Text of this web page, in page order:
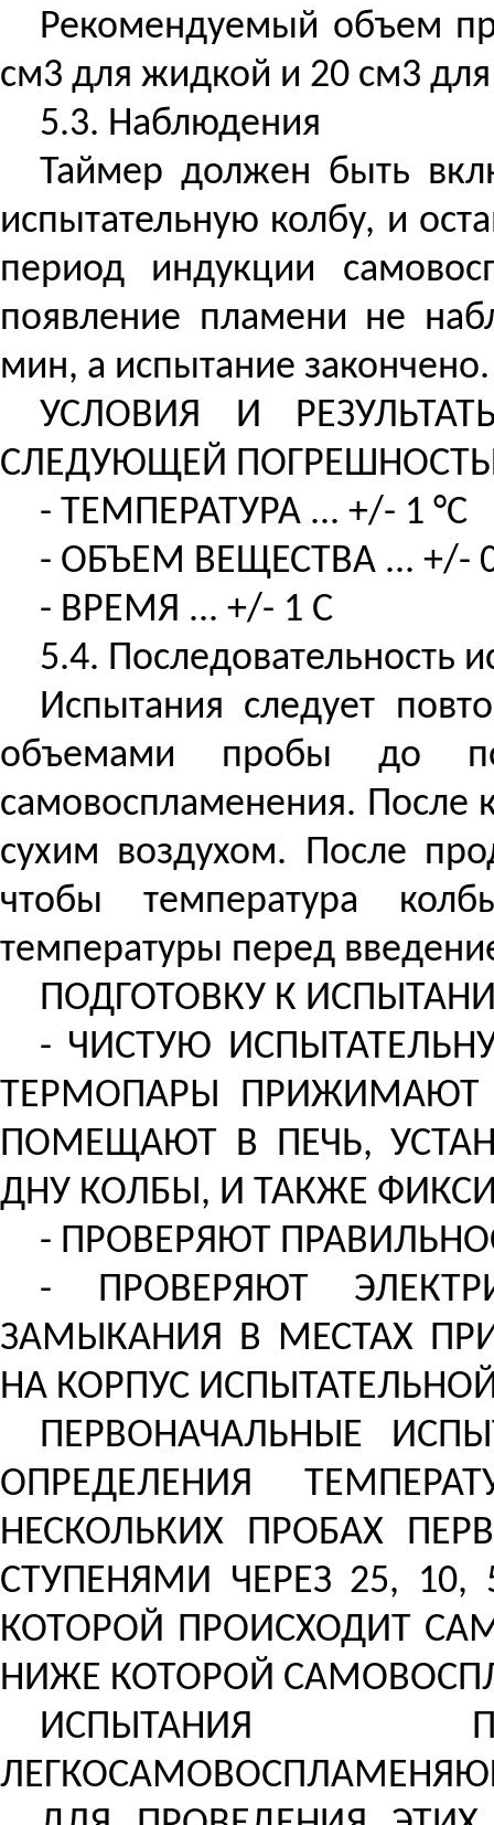
Рекомендуемый объем
см3 для жидкой и 20 см3
5.3. Наблюдения
Таймер должен быть
испытательную колбу, и
период индукции
появление пламени не
мин, а испытание закончено.
УСЛОВИЯ И
СЛЕДУЮЩЕЙ
- ТЕМПЕРАТУРА ... +/- 1 °C
- ОБЪЕМ ВЕЩЕСТВА ... +/-
- ВРЕМЯ ... +/- 1 С
5.4. Последовательность
Испытания следует
объемами пробы до
самовоспламенения. После
сухим воздухом. После
чтобы температура
температуры перед
ПОДГОТОВКУ К
- ЧИСТУЮ
ТЕРМОПАРЫ ПРИЖИМАЮТ
ПОМЕЩАЮТ В ПЕЧЬ,
ДНУ КОЛБЫ, И ТАКЖЕ
- ПРОВЕРЯЮТ
- ПРОВЕРЯЮТ
ЗАМЫКАНИЯ В МЕСТАХ
НА КОРПУС
ПЕРВОНАЧАЛЬНЫЕ
ОПРЕДЕЛЕНИЯ
НЕСКОЛЬКИХ ПРОБАХ
СТУПЕНЯМИ ЧЕРЕЗ 25,
КОТОРОЙ ПРОИСХОДИТ
НИЖЕ КОТОРОЙ
ИСПЫТАНИЯ